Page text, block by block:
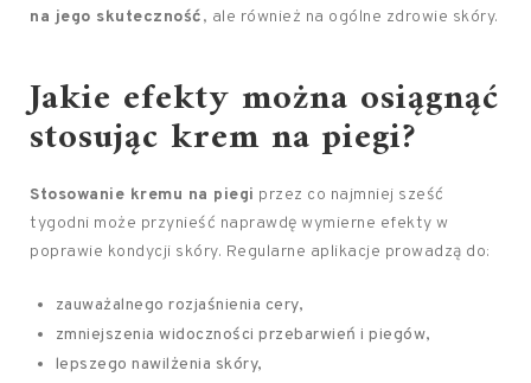
na jego skuteczność, ale również na ogólne zdrowie skóry.
Jakie efekty można osiągnąć
stosując krem na piegi?
Stosowanie kremu na piegi przez co najmniej sześć
tygodni może przynieść naprawdę wymierne efekty w
poprawie kondycji skóry. Regularne aplikacje prowadzą do:
zauważalnego rozjaśnienia cery,
zmniejszenia widoczności przebarwień i piegów,
lepszego nawilżenia skóry,